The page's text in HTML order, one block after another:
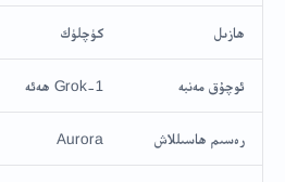
ھازىل كۈچلۈك
ئوچۇق مەنبە Grok-1 ھەئە
رەسىم ھاسىللاش Aurora